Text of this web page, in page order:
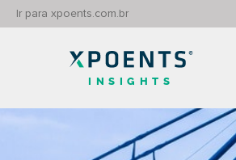
Ir para xpoents.com.br
INSIGHTS